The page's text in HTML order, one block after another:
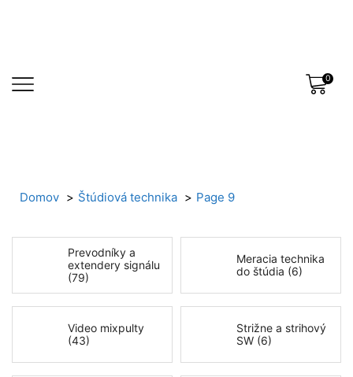
0
Domov Štúdiová technika Page 9
Prevodníky a
extendery signálu
(79)
Meracia technika
do štúdia (6)
Video mixpulty
(43)
Strižne a strihový
SW (6)